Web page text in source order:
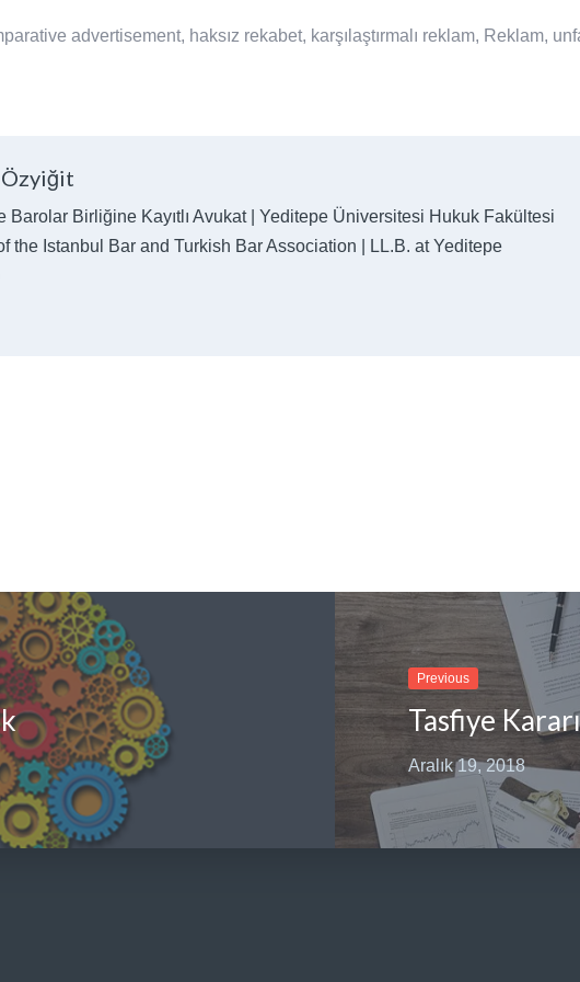
advertisement, haksız rekabet, karşılaştırmalı reklam, Reklam,
Özyiğit
Barolar Birliğine Kayıtlı Avukat | Yeditepe Üniversitesi Hukuk Fakültesi
the Istanbul Bar and Turkish Bar Association | LL.B. at Yeditepe
Previous
Aralık 19, 2018